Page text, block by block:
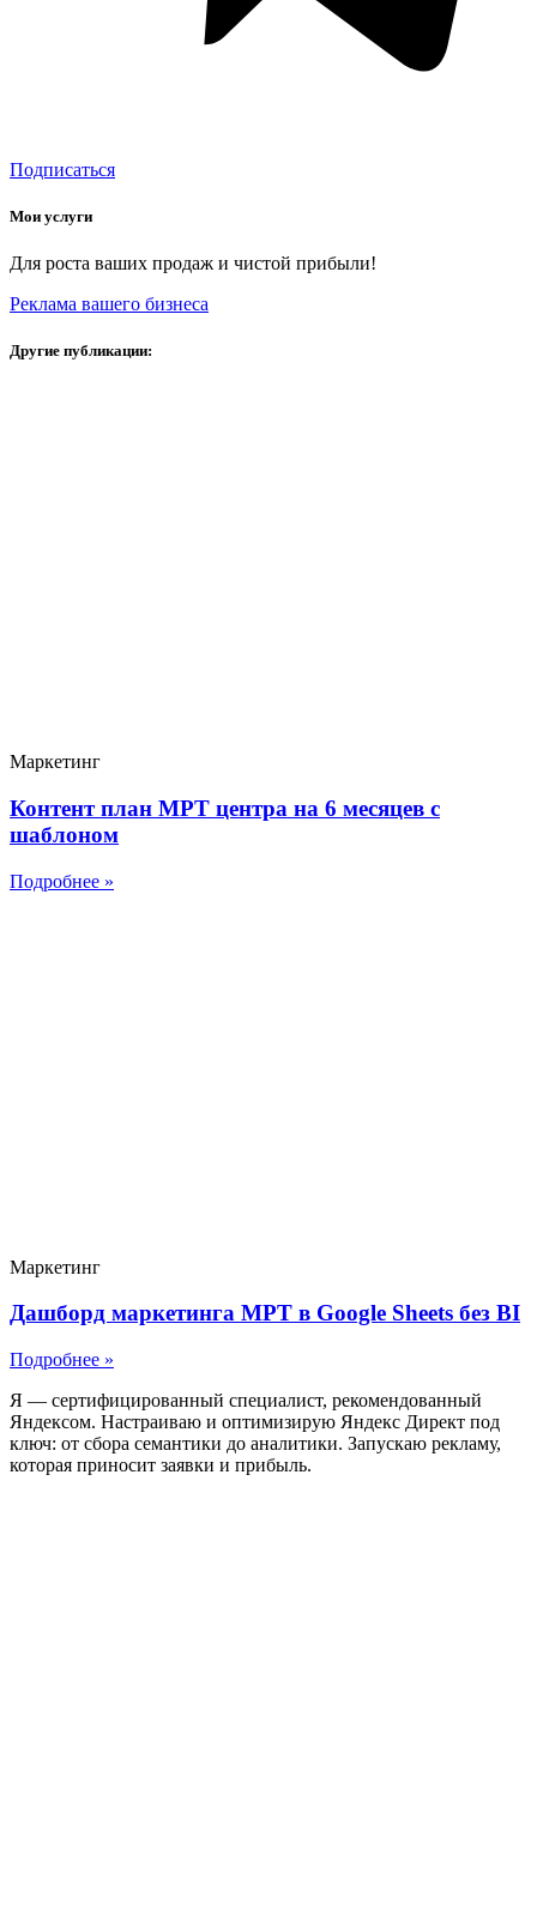
Подписаться
Мои услуги
Для роста ваших продаж и чистой прибыли!
Реклама вашего бизнеса
Другие публикации:
Маркетинг
Контент план МРТ центра на 6 месяцев с
шаблоном
Подробнее »
Маркетинг
Дашборд маркетинга МРТ в Google Sheets без BI
Подробнее »
Я — сертифицированный специалист, рекомендованный
Яндексом. Настраиваю и оптимизирую Яндекс Директ под
ключ: от сбора семантики до аналитики. Запускаю рекламу,
которая приносит заявки и прибыль.